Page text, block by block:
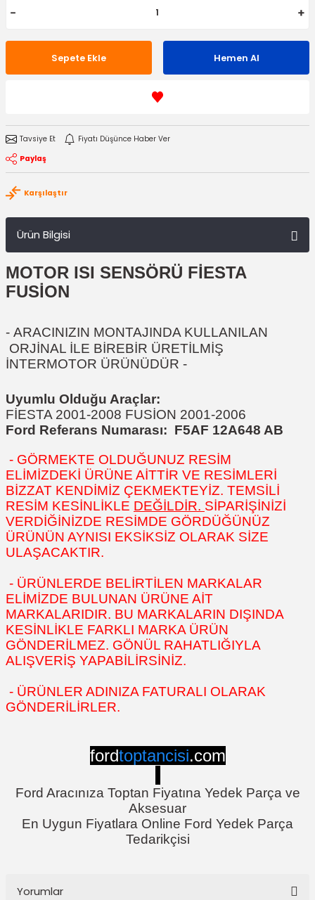
Sepete Ekle Hemen Al
Tavsiye Et
Fiyatı Düşünce Haber Ver
Paylaş
Karşılaştır
Ürün Bilgisi
MOTOR ISI SENSÖRÜ FİESTA
FUSİON
- ARACINIZIN MONTAJINDA KULLANILAN
ORJİNAL İLE BİREBİR ÜRETİLMİŞ
İNTERMOTOR ÜRÜNÜDÜR -
Uyumlu Olduğu Araçlar:
FİESTA 2001-2008 FUSİON 2001-2006
Ford Referans Numarası: F5AF 12A648 AB
- GÖRMEKTE OLDUĞUNUZ RESİM
ELİMİZDEKİ ÜRÜNE AİTTİR VE RESİMLERİ
BİZZAT KENDİMİZ ÇEKMEKTEYİZ. TEMSİLİ
RESİM KESİNLİKLE DEĞİLDİR. SİPARİŞİNİZİ
VERDİĞİNİZDE RESİMDE GÖRDÜĞÜNÜZ
ÜRÜNÜN AYNISI EKSİKSİZ OLARAK SİZE
ULAŞACAKTIR.
- ÜRÜNLERDE BELİRTİLEN MARKALAR
ELİMİZDE BULUNAN ÜRÜNE AİT
MARKALARIDIR. BU MARKALARIN DIŞINDA
KESİNLİKLE FARKLI MARKA ÜRÜN
GÖNDERİLMEZ. GÖNÜL RAHATLIĞIYLA
ALIŞVERİŞ YAPABİLİRSİNİZ.
- ÜRÜNLER ADINIZA FATURALI OLARAK
GÖNDERİLİRLER.
fordtoptancisi.com
Ford Aracınıza Toptan Fiyatına Yedek Parça ve
Aksesuar
En Uygun Fiyatlara Online Ford Yedek Parça
Tedarikçisi
Yorumlar